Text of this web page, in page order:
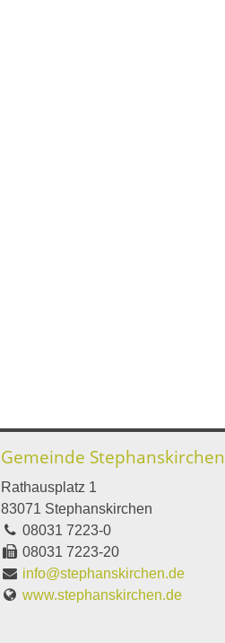
Gemeinde Stephanskirchen
Rathausplatz 1
83071 Stephanskirchen
08031 7223-0
08031 7223-20
info@stephanskirchen.de
www.stephanskirchen.de